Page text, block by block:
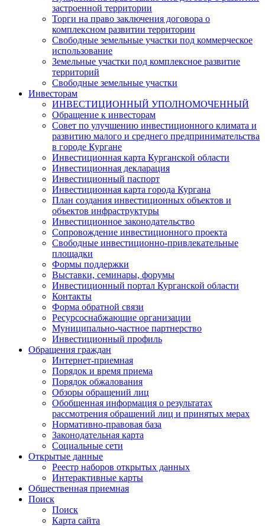
застроенной территории
Торги на право заключения договора о
комплексном развитии территории
Свободные земельные участки под коммерческое
использование
Земельные участки под комплексное развитие
территорий
Свободные земельные участки
Инвесторам
ИНВЕСТИЦИОННЫЙ УПОЛНОМОЧЕННЫЙ
Обращение к инвесторам
Совет по улучшению инвестиционного климата и
развитию малого и среднего предпринимательства
в городе Кургане
Инвестиционная карта Курганской области
Инвестиционная декларация
Инвестиционный паспорт
Инвестиционная карта города Кургана
План создания инвестиционных объектов и
объектов инфраструктуры
Инвестиционное законодательство
Сопровождение инвестиционного проекта
Свободные инвестиционно-привлекательные
площадки
Формы поддержки
Выставки, семинары, форумы
Инвестиционный портал Курганской области
Контакты
Форма обратной связи
Ресурсоснабжающие организации
Муниципально-частное партнерство
Инвестиционный профиль
Обращения граждан
Интернет-приемная
Порядок и время приема
Порядок обжалования
Обзоры обращений лиц
Обобщенная информация о результатах
рассмотрения обращений лиц и принятых мерах
Нормативно-правовая база
Законодательная карта
Социальные сети
Открытые данные
Реестр наборов открытых данных
Интерактивные карты
Общественная приемная
Поиск
Поиск
Карта сайта